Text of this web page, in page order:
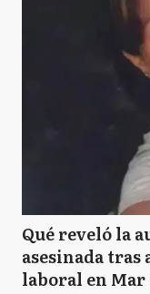
Qué reveló la
asesinada
laboral en Mar